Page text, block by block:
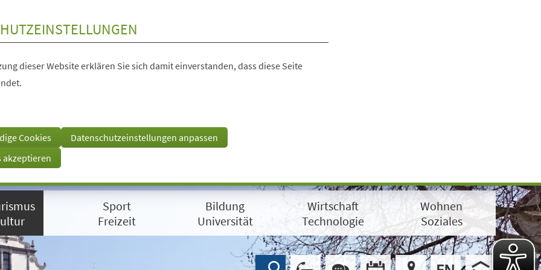
dieser Website erklären Sie sich damit einverstanden, dass diese Seite
Cookies
Datenschutzeinstellungen anpassen
akzeptieren
Sport
Freizeit
Bildung
Universität
Wirtschaft
Technologie
Wohnen
Soziales